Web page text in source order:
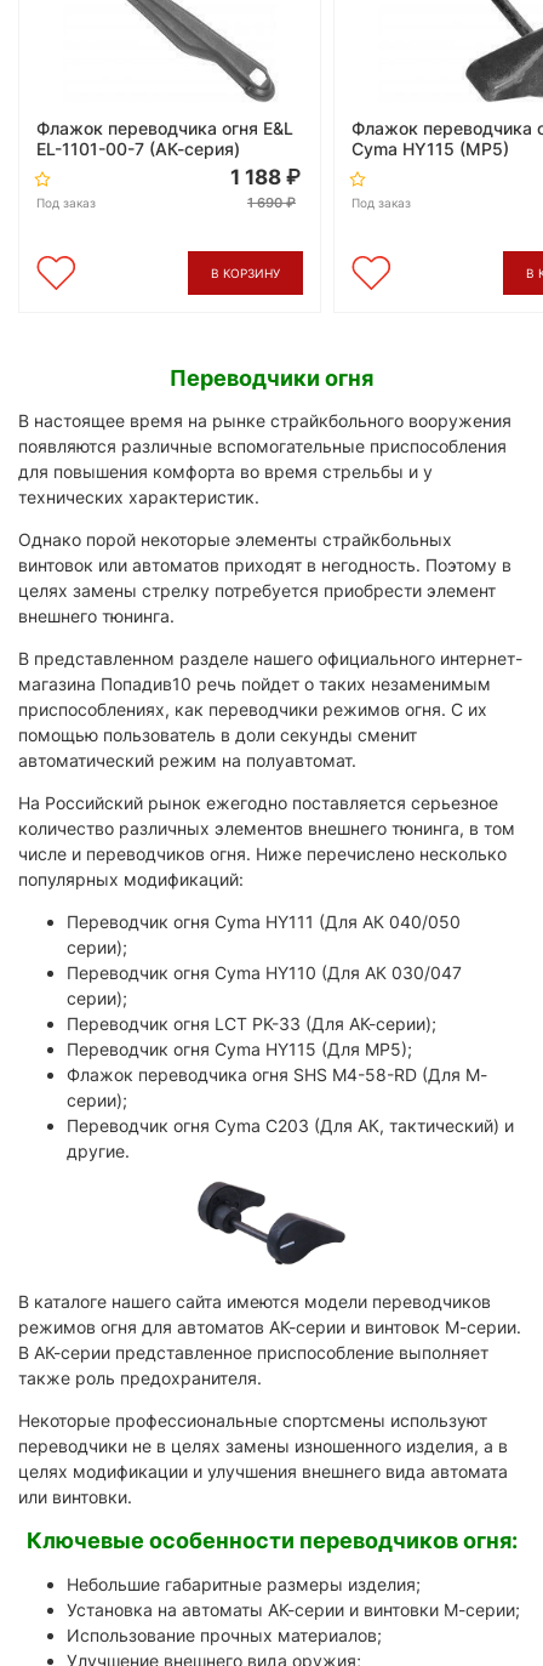
Флажок переводчика огня E&L
EL-1101-00-7 (АК-серия)
Под заказ
1 188
1 690
В КОРЗИНУ
Флажок переводчика
Cyma HY115 (MP5)
Под заказ
В
Переводчики огня
В настоящее время на рынке страйкбольного вооружения
появляются различные вспомогательные приспособления
для повышения комфорта во время стрельбы и у
технических характеристик.
Однако порой некоторые элементы страйкбольных
винтовок или автоматов приходят в негодность. Поэтому в
целях замены стрелку потребуется приобрести элемент
внешнего тюнинга.
В представленном разделе нашего официального интернет-
магазина Попадив10 речь пойдет о таких незаменимым
приспособлениях, как переводчики режимов огня. С их
помощью пользователь в доли секунды сменит
автоматический режим на полуавтомат.
На Российский рынок ежегодно поставляется серьезное
количество различных элементов внешнего тюнинга, в том
числе и переводчиков огня. Ниже перечислено несколько
популярных модификаций:
Переводчик огня Cyma HY111 (Для АК 040/050
серии);
Переводчик огня Cyma HY110 (Для АК 030/047
серии);
Переводчик огня LCT PK-33 (Для АК-серии);
Переводчик огня Cyma HY115 (Для MP5);
Флажок переводчика огня SHS M4-58-RD (Для М-
серии);
Переводчик огня Cyma C203 (Для АК, тактический) и
другие.
В каталоге нашего сайта имеются модели переводчиков
режимов огня для автоматов АК-серии и винтовок М-серии.
В АК-серии представленное приспособление выполняет
также роль предохранителя.
Некоторые профессиональные спортсмены используют
переводчики не в целях замены изношенного изделия, а в
целях модификации и улучшения внешнего вида автомата
или винтовки.
Ключевые особенности переводчиков огня:
Небольшие габаритные размеры изделия;
Установка на автоматы АК-серии и винтовки М-серии;
Использование прочных материалов;
Улучшение внешнего вида оружия;